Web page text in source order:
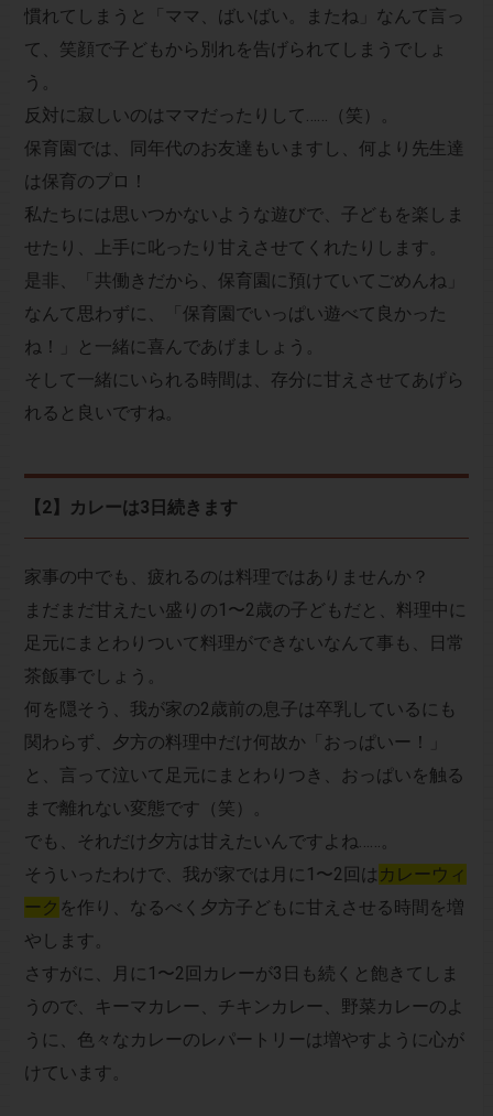
慣れてしまうと「ママ、ばいばい。またね」なんて言っ
て、笑顔で子どもから別れを告げられてしまうでしょ
う。
反対に寂しいのはママだったりして……（笑）。
保育園では、同年代のお友達もいますし、何より先生達
は保育のプロ！
私たちには思いつかないような遊びで、子どもを楽しま
せたり、上手に叱ったり甘えさせてくれたりします。
是非、「共働きだから、保育園に預けていてごめんね」
なんて思わずに、「保育園でいっぱい遊べて良かった
ね！」と一緒に喜んであげましょう。
そして一緒にいられる時間は、存分に甘えさせてあげら
れると良いですね。
【2】カレーは3日続きます
家事の中でも、疲れるのは料理ではありませんか？
まだまだ甘えたい盛りの1〜2歳の子どもだと、料理中に
足元にまとわりついて料理ができないなんて事も、日常
茶飯事でしょう。
何を隠そう、我が家の2歳前の息子は卒乳しているにも
関わらず、夕方の料理中だけ何故か「おっぱいー！」
と、言って泣いて足元にまとわりつき、おっぱいを触る
まで離れない変態です（笑）。
でも、それだけ夕方は甘えたいんですよね……。
そういったわけで、我が家では月に1〜2回は カレーウィ
ーク を作り、なるべく夕方子どもに甘えさせる時間を増
やします。
さすがに、月に1〜2回カレーが3日も続くと飽きてしま
うので、キーマカレー、チキンカレー、野菜カレーのよ
うに、色々なカレーのレパートリーは増やすように心が
けています。